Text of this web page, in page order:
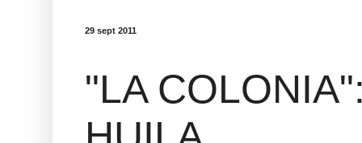
29 sept 2011
"LA